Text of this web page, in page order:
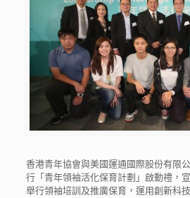
香港青年協會與美國運通國際股份有限
行「青年領袖活化保育計劃」啟動禮，
舉行領袖培訓及推廣保育，運用創新科